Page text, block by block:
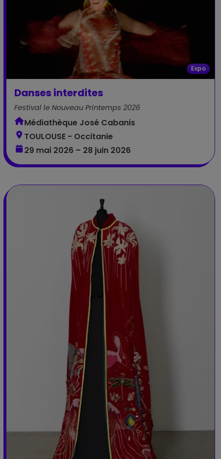
Expo
Danses interdites
Festival le Nouveau Printemps 2026
Médiathèque José Cabanis
TOULOUSE - Occitanie
29 mai 2026 – 28 juin 2026